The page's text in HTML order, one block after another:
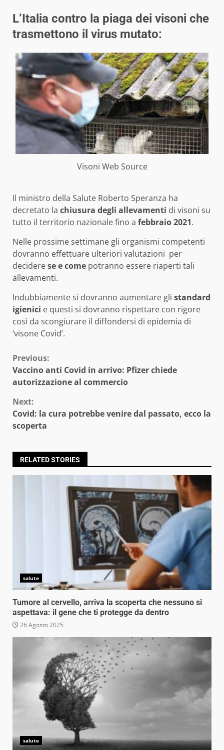
L’Italia contro la piaga dei visoni che
trasmettono il virus mutato:
Visoni Web Source
Il ministro della Salute Roberto Speranza ha
decretato la chiusura degli allevamenti di visoni su
tutto il territorio nazionale fino a febbraio 2021.
Nelle prossime settimane gli organismi competenti
dovranno effettuare ulteriori valutazioni per
deciderese e come potranno essere riaperti tali
allevamenti.
Indubbiamente si dovranno aumentare gli standard
igienici e questi si dovranno rispettare con rigore
così da scongiurare il diffondersi di epidemia di
‘visone Covid’.
Continue
Reading
Previous:
Vaccino anti Covid in arrivo: Pfizer chiede
autorizzazione al commercio
Next:
Covid: la cura potrebbe venire dal passato, ecco la
scoperta
RELATED STORIES
salute
Tumore al cervello, arriva la scoperta che nessuno si
aspettava: il gene che ti protegge da dentro
26 Agosto 2025
salute